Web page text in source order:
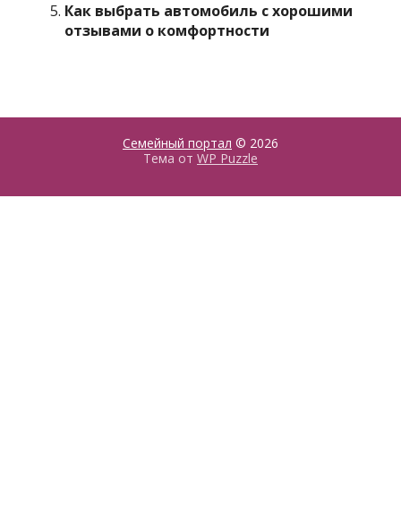
Как выбрать автомобиль с хорошими
отзывами о комфортности
Семейный портал © 2026
Тема от WP Puzzle